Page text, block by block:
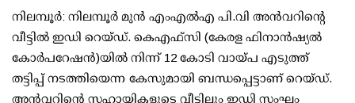
നിലമ്പൂര്‍: നിലമ്പൂര്‍ മുന്‍ എംഎല്‍എ പി.വി അന്‍വറിന്റെ
വീട്ടില്‍ ഇഡി റെയ്ഡ്. കെഎഫ്സി (കേരള ഫിനാന്‍ഷ്യല്‍
കോര്‍പറേഷന്‍)യില്‍ നിന്ന് 12 കോടി വായ്പ എടുത്ത്
തട്ടിപ്പ് നടത്തിയെന്ന കേസുമായി ബന്ധപ്പെട്ടാണ് റെയ്ഡ്.
അന്‍വറിന്റെ സഹായികളുടെ വീട്ടിലും ഇഡി സംഘം